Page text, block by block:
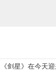
《剑星》在今天